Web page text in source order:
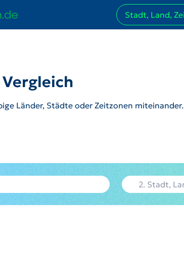
Länder, Städte oder Zeitzonen miteinander.